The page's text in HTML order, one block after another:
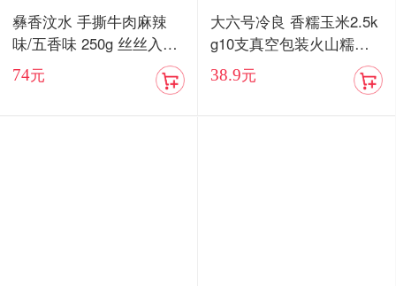
彝香汶水 手撕牛肉麻辣
味/五香味 250g 丝丝入味
入口化渣
74元
大六号冷良 香糯玉米2.5k
g10支真空包装火山糯玉
米
38.9元